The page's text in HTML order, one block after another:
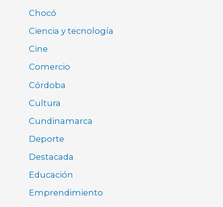
Chocó
Ciencia y tecnología
Cine
Comercio
Córdoba
Cultura
Cundinamarca
Deporte
Destacada
Educación
Emprendimiento